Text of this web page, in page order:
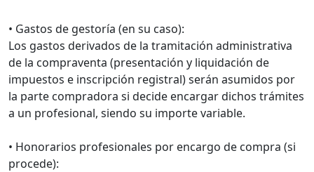
• Gastos de gestoría (en su caso):
Los gastos derivados de la tramitación administrativa
de la compraventa (presentación y liquidación de
impuestos e inscripción registral) serán asumidos por
la parte compradora si decide encargar dichos trámites
a un profesional, siendo su importe variable.
• Honorarios profesionales por encargo de compra (si
procede):